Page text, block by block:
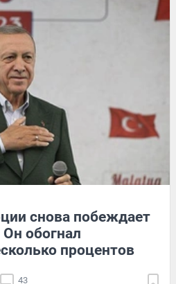
снова побеждает
обогнал
процентов
43